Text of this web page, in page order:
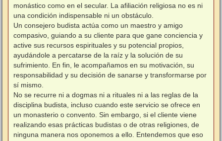
monástico como en el secular. La afiliación religiosa no es ni
una condición indispensable ni un obstáculo.
Un consejero budista actúa como un maestro y amigo
compasivo, guiando a su cliente para que gane conciencia y
active sus recursos espirituales y su potencial propios,
ayudándole a percatarse de la raíz y la solución de su
sufrimiento. En fin, le acompañamos en su motivación, su
responsabilidad y su decisión de sanarse y transformarse por
sí mismo.
No se recurre ni a dogmas ni a rituales ni a las reglas de la
disciplina budista, incluso cuando este servicio se ofrece en
un monasterio o convento. Sin embargo, si el cliente viene
realizando esas prácticas budistas o de otras religiones, de
ninguna manera nos oponemos a ello. Entendemos que eso